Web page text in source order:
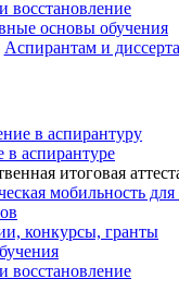
восстановление
основы обучения
Аспирантам и
в аспирантуру
в аспирантуре
итоговая
мобильность
конкурсы, гранты
восстановление